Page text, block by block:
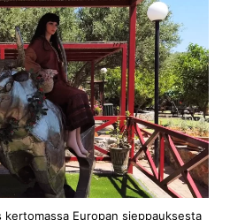
Europan sieppauksesta